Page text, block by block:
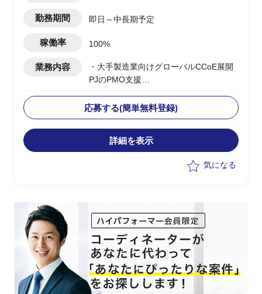
勤務期間 即日～中長期予定
稼働率 100%
業務内容
・大手製造業向けグローバルCCoE展開
PJのPMO支援
Global/Regional階層に定義し、アジア/
欧州/北米/中国への展開を支援
・Global CCoEメンバーとして各地域の
モニタリング/管理プロセスの設計と改
・現地IT部門との調整/折衝における日本
・日本側クラウド担当との連携、各国拠
点への展開推進
応募する(簡単無料登録)
詳細を表示
気になる